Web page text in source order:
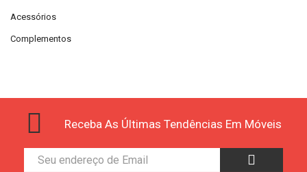
Acessórios
Complementos
Receba As Últimas Tendências Em Móveis